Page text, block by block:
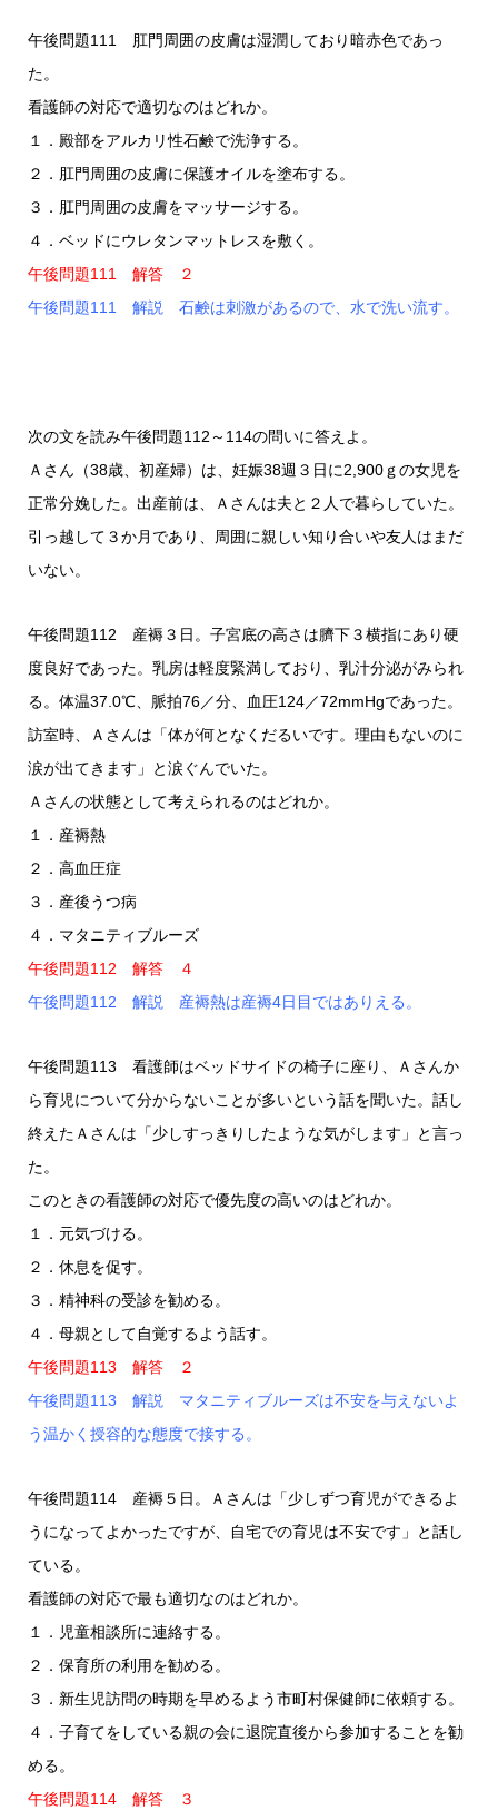
午後問題111 肛門周囲の皮膚は湿潤しており暗赤色であっ
た。
看護師の対応で適切なのはどれか。
１．殿部をアルカリ性石鹸で洗浄する。
２．肛門周囲の皮膚に保護オイルを塗布する。
３．肛門周囲の皮膚をマッサージする。
４．ベッドにウレタンマットレスを敷く。
午後問題111 解答 ２
午後問題111 解説 石鹸は刺激があるので、水で洗い流す。
次の文を読み午後問題112～114の問いに答えよ。
Ａさん（38歳、初産婦）は、妊娠38週３日に2,900ｇの女児を
正常分娩した。出産前は、Ａさんは夫と２人で暮らしていた。
引っ越して３か月であり、周囲に親しい知り合いや友人はまだ
いない。
午後問題112 産褥３日。子宮底の高さは臍下３横指にあり硬
度良好であった。乳房は軽度緊満しており、乳汁分泌がみられ
る。体温37.0℃、脈拍76／分、血圧124／72mmHgであった。
訪室時、Ａさんは「体が何となくだるいです。理由もないのに
涙が出てきます」と涙ぐんでいた。
Ａさんの状態として考えられるのはどれか。
１．産褥熱
２．高血圧症
３．産後うつ病
４．マタニティブルーズ
午後問題112 解答 ４
午後問題112 解説 産褥熱は産褥4日目ではありえる。
午後問題113 看護師はベッドサイドの椅子に座り、Ａさんか
ら育児について分からないことが多いという話を聞いた。話し
終えたＡさんは「少しすっきりしたような気がします」と言っ
た。
このときの看護師の対応で優先度の高いのはどれか。
１．元気づける。
２．休息を促す。
３．精神科の受診を勧める。
４．母親として自覚するよう話す。
午後問題113 解答 ２
午後問題113 解説 マタニティブルーズは不安を与えないよ
う温かく授容的な態度で接する。
午後問題114 産褥５日。Ａさんは「少しずつ育児ができるよ
うになってよかったですが、自宅での育児は不安です」と話し
ている。
看護師の対応で最も適切なのはどれか。
１．児童相談所に連絡する。
２．保育所の利用を勧める。
３．新生児訪問の時期を早めるよう市町村保健師に依頼する。
４．子育てをしている親の会に退院直後から参加することを勧
める。
午後問題114 解答 ３